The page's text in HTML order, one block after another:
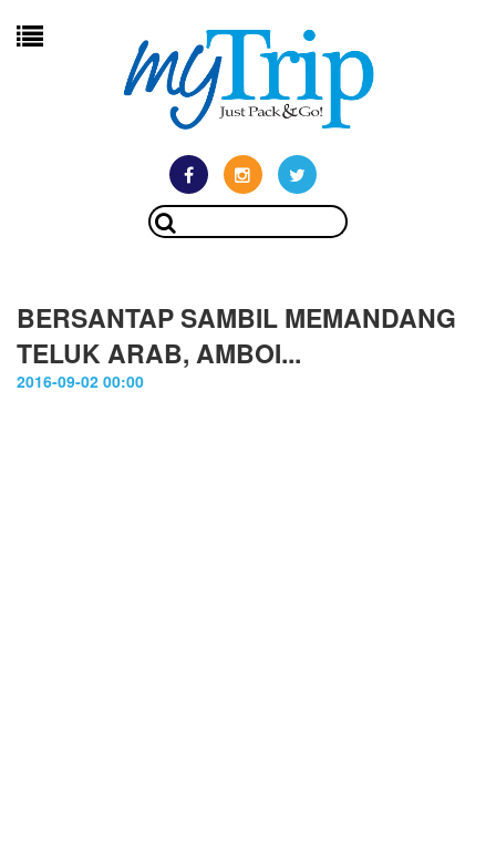
BERSANTAP SAMBIL MEMANDANG
TELUK ARAB, AMBOI...
2016-09-02 00:00